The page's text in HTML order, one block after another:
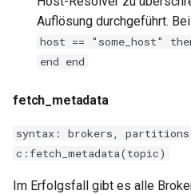
pipelog
postgres
proxy-connect
pta
push-stream
Auflösung durchgeführt.
host == "some_host"
end end
fetch_metadata
syntax: brokers, partitions
c:fetch_metadata(topic)
Im Erfolgsfall gibt es alle